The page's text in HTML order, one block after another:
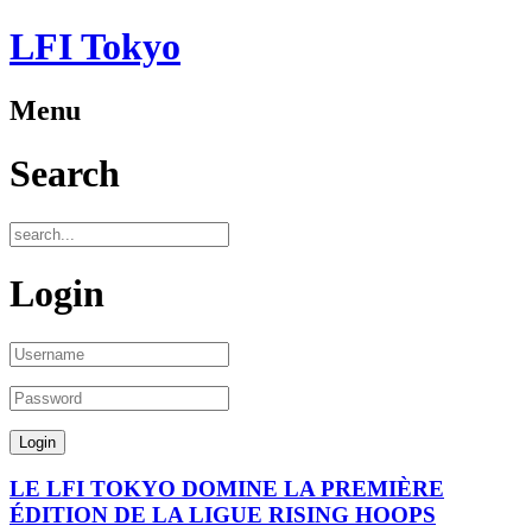
LFI Tokyo
Menu
Search
Login
LE LFI TOKYO DOMINE LA PREMIÈRE
ÉDITION DE LA LIGUE RISING HOOPS